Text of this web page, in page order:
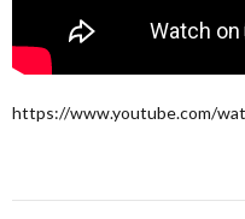
https://www.youtube.com/